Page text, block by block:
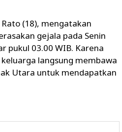
(18), mengatakan
gejala pada Senin
pukul 03.00 WIB. Karena
langsung membawa
Utara untuk mendapatkan